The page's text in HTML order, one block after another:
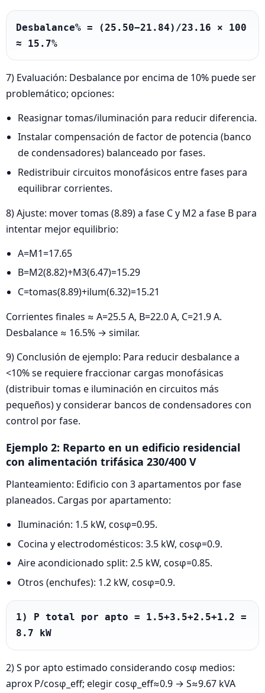
Desbalance% = (25.50−21.84)/23.16 × 100
≈ 15.7%
7) Evaluación: Desbalance por encima de 10% puede ser
problemático; opciones:
Reasignar tomas/iluminación para reducir diferencia.
Instalar compensación de factor de potencia (banco
de condensadores) balanceado por fases.
Redistribuir circuitos monofásicos entre fases para
equilibrar corrientes.
8) Ajuste: mover tomas (8.89) a fase C y M2 a fase B para
intentar mejor equilibrio:
A=M1=17.65
B=M2(8.82)+M3(6.47)=15.29
C=tomas(8.89)+ilum(6.32)=15.21
Corrientes finales ≈ A=25.5 A, B=22.0 A, C=21.9 A.
Desbalance ≈ 16.5% → similar.
9) Conclusión de ejemplo: Para reducir desbalance a
<10% se requiere fraccionar cargas monofásicas
(distribuir tomas e iluminación en circuitos más
pequeños) y considerar bancos de condensadores con
control por fase.
Ejemplo 2: Reparto en un edificio residencial
con alimentación trifásica 230/400 V
Planteamiento: Edificio con 3 apartamentos por fase
planeados. Cargas por apartamento:
Iluminación: 1.5 kW, cosφ=0.95.
Cocina y electrodomésticos: 3.5 kW, cosφ=0.9.
Aire acondicionado split: 2.5 kW, cosφ=0.85.
Otros (enchufes): 1.2 kW, cosφ=0.9.
1) P total por apto = 1.5+3.5+2.5+1.2 =
8.7 kW
2) S por apto estimado considerando cosφ medios:
aprox P/cosφ_eff; elegir cosφ_eff≈0.9 → S≈9.67 kVA